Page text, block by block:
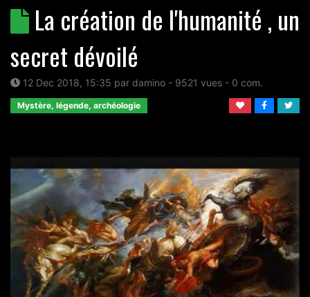
La création de l'humanité , un
secret dévoilé
12 Dec 2018, 15:35 par damino - 9521 vues - 0 com.
Mystère, légende, archéologie